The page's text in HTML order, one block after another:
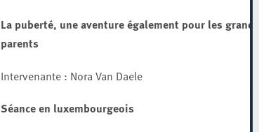
La puberté, une aventure également pour les grands-
parents
Intervenante : Nora Van Daele
Séance en luxembourgeois